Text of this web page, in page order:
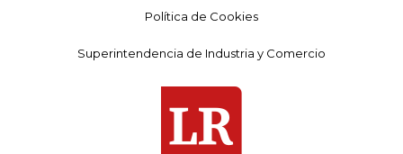
Política de Cookies
Superintendencia de Industria y Comercio